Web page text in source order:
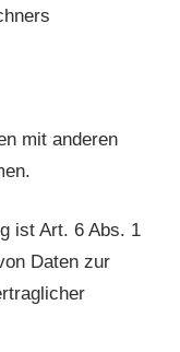
mit anderen
ist Art. 6 Abs. 1
Daten zur